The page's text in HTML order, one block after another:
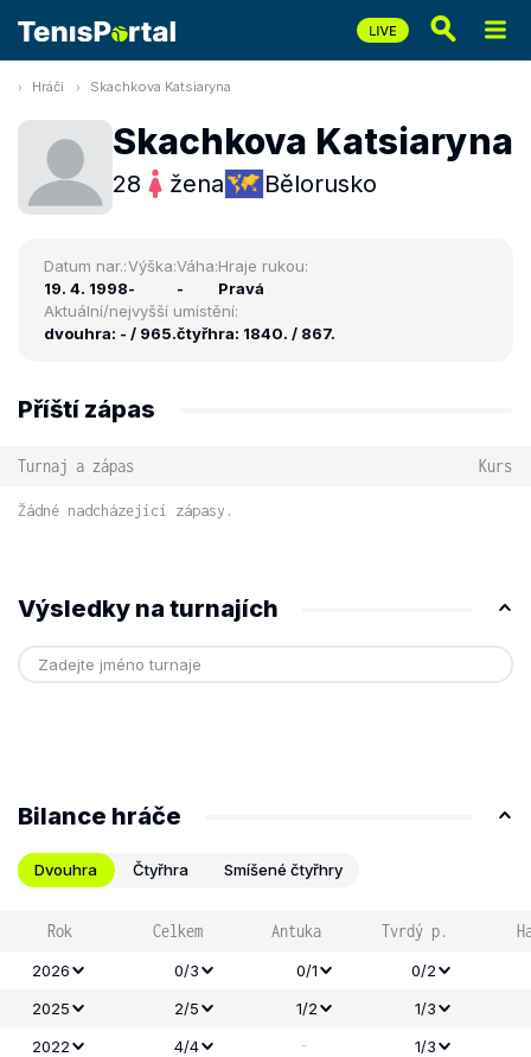
Hráči Skachkova Katsiaryna
Skachkova Katsiaryna
28 žena Bělorusko
Datum nar.:
19. 4. 1998
Výška:
-
Váha:
-
Hraje rukou:
Pravá
Aktuální/nejvyšší umístění:
dvouhra: - / 965.čtyřhra: 1840. / 867.
Příští zápas
Turnaj a zápas Kurs
Žádné nadcházející zápasy.
Výsledky na turnajích
Bilance hráče
Dvouhra Čtyřhra Smíšené čtyřhry
Rok Celkem Antuka Tvrdý p.
2026 0/3 0/1
0/2
2025
2/5 1/2
1/3
2022
4/4 -
1/3